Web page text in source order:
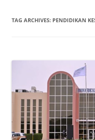
TAG ARCHIVES: PENDIDIKAN